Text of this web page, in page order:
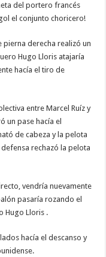
del portero francés
el conjunto choricero!
pierna derecha realizó un
Hugo Lloris atajaría
hacía el tiro de
entre Marcel Ruíz y
un pase hacía el
de cabeza y la pelota
rechazó la pelota
vendría nuevamente
pasaría rozando el
Hugo Lloris .
hacía el descanso y